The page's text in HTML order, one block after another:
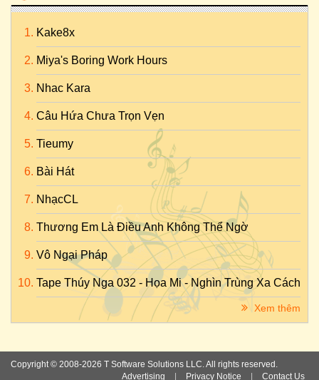
Kake8x
Miya's Boring Work Hours
Nhac Kara
Câu Hứa Chưa Trọn Vẹn
Tieumy
Bài Hát
NhạcCL
Thương Em Là Điều Anh Không Thể Ngờ
Vô Ngại Pháp
Tape Thúy Nga 032 - Họa Mi - Nghìn Trùng Xa Cách
Xem thêm
Copyright © 2008-2026 T Software Solutions LLC. All rights reserved.
Advertising
Privacy Notice Contact Us